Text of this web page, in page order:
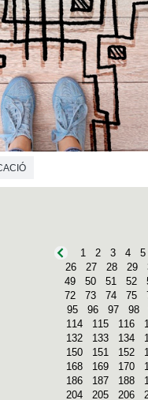
1 2 3 4 5
26
27 28 29
49
50 51 52
72
73 74 75
95
96 97 98
114
115 116
132
133 134
150
151 152
168
169 170
186
187 188
204
205 206